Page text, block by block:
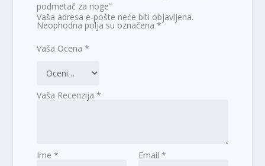
podmetač za noge”
Vaša adresa e-pošte neće biti objavljena.
Neophodna polja su označena*
Vaša Ocena*
Vaša Recenzija*
Ime* Email *